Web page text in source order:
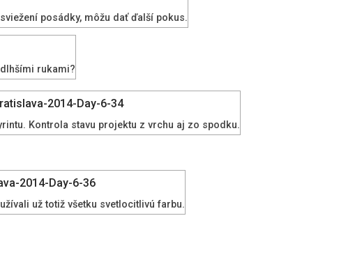
posádky, môžu dať ďalší pokus.
rukami?
Kontrola stavu projektu z vrchu aj zo spodku.
už totiž všetku svetlocitlivú farbu.